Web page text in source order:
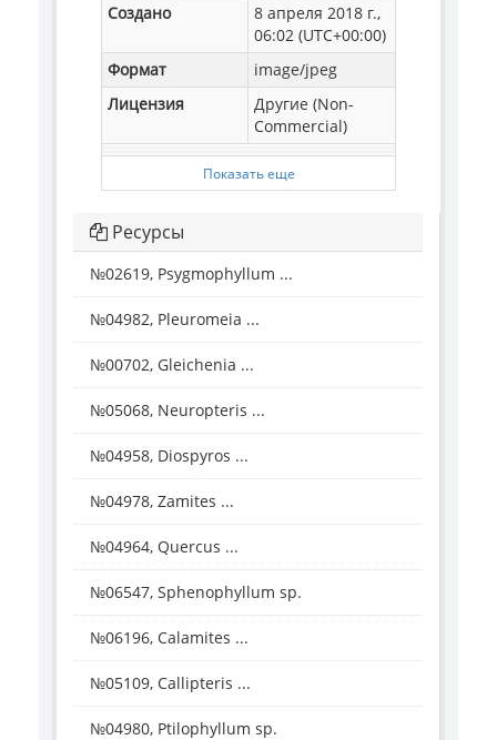
Создано
8 апреля 2018 г.,
06:02 (UTC+00:00)
Формат
image/jpeg
Лицензия
Другие (Non-
Commercial)
Показать еще
Ресурсы
№02619, Psygmophyllum ...
№04982, Pleuromeia ...
№00702, Gleichenia ...
№05068, Neuropteris ...
№04958, Diospyros ...
№04978, Zamites ...
№04964, Quercus ...
№06547, Sphenophyllum sp.
№06196, Calamites ...
№05109, Callipteris ...
№04980, Ptilophyllum sp.